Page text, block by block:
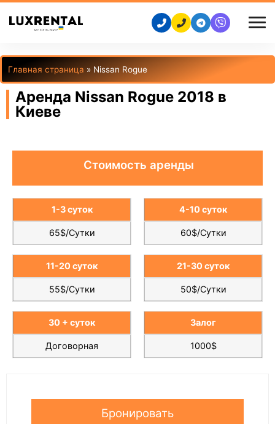
Главная страница » Nissan Rogue
Аренда Nissan Rogue 2018 в
Киеве
Стоимость аренды
1-3 суток
65$/Сутки
11-20 суток
55$/Сутки
30 + суток
Договорная
4-10 суток
60$/Сутки
21-30 суток
50$/Сутки
Залог
1000$
Бронировать